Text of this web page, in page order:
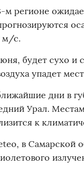
м регионе
м/с.
будет сухо и
упадет
дни в
Урал.
к
в Самарской